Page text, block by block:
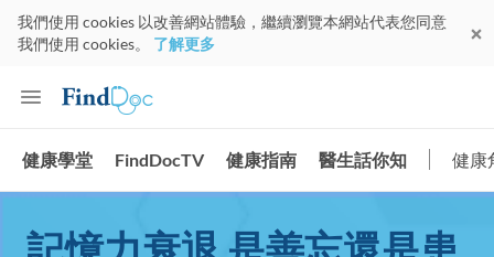
我們使用 cookies 以改善網站體驗，繼續瀏覽本網站代表您同意
我們使用 cookies。 了解更多
健康學堂 FindDocTV 健康指南 醫生話你知 健康